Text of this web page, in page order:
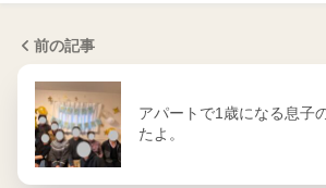
前の記事
アパートで1歳になる息子
たよ。